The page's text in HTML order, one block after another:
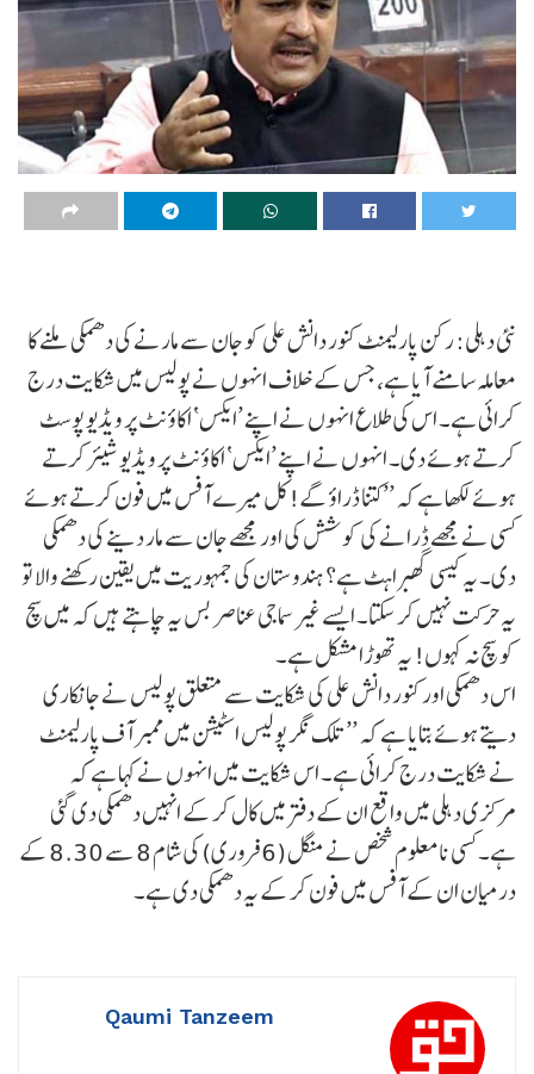
نئی دہلی: رکن پارلیمنٹ کنور دانش علی کو جان سے مارنے کی دھمکی ملنے کا
معاملہ سامنے آیا ہے، جس کے خلاف انہوں نے پولیس میں شکایت درج
کرائی ہے۔ اس کی طلاع انہوں نے اپنے ’ایکس‘ اکاؤنٹ پر ویڈیو پوسٹ
کرتے ہوئے دی۔ انہوں نے اپنے ’ایکس‘ اکاؤنٹ پر ویڈیو شیئر کرتے
ہوئے لکھا ہے کہ ’’کتنا ڈراؤ گے!کل میرے آفس میں فون کرتے ہوئے
کسی نے مجھے ڈرانے کی کوشش کی اور مجھے جان سے مار دینے کی دھمکی
دی۔ یہ کیسی گھبراہٹ ہے؟ ہندوستان کی جمہوریت میں یقین رکھنے والا تو
یہ حرکت نہیں کر سکتا۔ ایسے غیر سماجی عناصر بس یہ چاہتے ہیں کہ میں سچ
کو سچ نہ کہوں! یہ تھوڑا مشکل ہے۔
اس دھمکی اور کنور دانش علی کی شکایت سے متعلق پولیس نے جانکاری
دیتے ہوئے بتایا ہے کہ ’’تلک نگر پولیس اسٹیشن میں ممبر آف پارلیمنٹ
نے شکایت درج کرائی ہے۔ اس شکایت میں انہوں نے کہا ہے کہ
مرکزی دہلی میں واقع ان کے دفتر میں کال کر کے انہیں دھمکی دی گئی
ہے۔ کسی نامعلوم شخص نے منگل (6 فروری) کی شام 8 سے 8.30 کے
درمیان ان کے آفس میں فون کر کے یہ دھمکی دی ہے۔
Qaumi Tanzeem